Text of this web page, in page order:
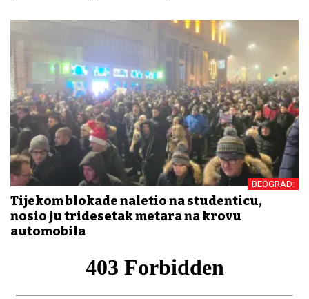
BEOGRAD:
Tijekom blokade naletio na studenticu,
nosio ju tridesetak metara na krovu
automobila